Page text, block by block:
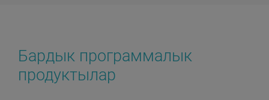
Бардык программалык
продуктылар